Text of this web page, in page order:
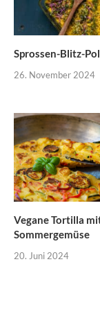
Sprossen-Blitz-
26. November 2024
Vegane Tortilla
Sommergemüse
20. Juni 2024